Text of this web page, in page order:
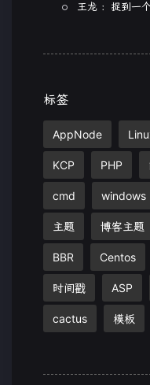
王龙 ：捉到一
标签
AppNode
KCP PHP
cmd windows
主题 博客主题
BBR Centos
时间戳 ASP
cactus 模板